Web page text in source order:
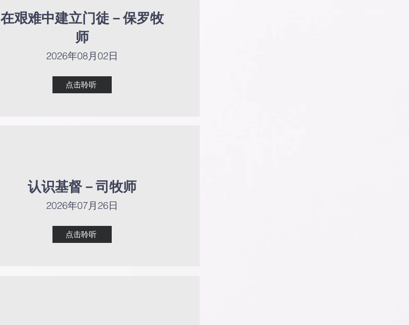
在艰难中建立门徒－保罗牧
师
2026年08月02日
点击聆听
认识基督－司牧师
2026年07月26日
点击聆听
在艰难中建立门徒－保罗牧
师
2026年08月02日
点击聆听
认识基督－司牧师
2026年07月26日
点击聆听